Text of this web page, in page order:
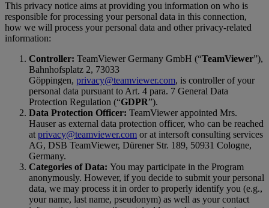
This privacy notice aims at providing you information on who is
responsible for processing your personal data in this connection,
how we will process your personal data and other privacy-related
information:
Controller: TeamViewer Germany GmbH (“TeamViewer”),
Bahnhofsplatz 2, 73033
Göppingen, privacy@teamviewer.com, is controller of your
personal data pursuant to Art. 4 para. 7 General Data
Protection Regulation (“GDPR”).
Data Protection Officer: TeamViewer appointed Mrs.
Hauser as external data protection officer, who can be reached
atprivacy@teamviewer.com or at intersoft consulting services
AG, DSB TeamViewer, Dürener Str. 189, 50931 Cologne,
Germany.
Categories of Data: You may participate in the Program
anonymously. However, if you decide to submit your personal
data, we may process it in order to properly identify you (e.g.,
your name, last name, pseudonym) as well as your contact